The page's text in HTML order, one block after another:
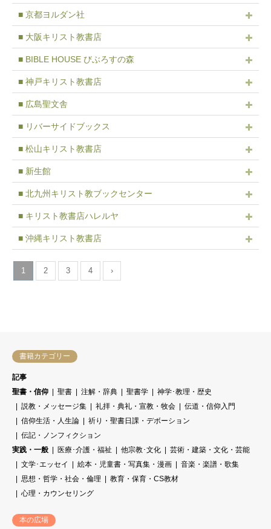
■ 京都ヨルダン社
■ 大阪キリスト教書店
■ BIBLE HOUSE びぶろすの森
■ 神戸キリスト教書店
■ 広島聖文舎
■ リバーサイドブックス
■ 松山キリスト教書店
■ 新生館
■ 北九州キリスト教ブックセンター
■ キリスト教書店ハレルヤ
■ 沖縄キリスト教書店
1 2 3 4 ›
書籍カテゴリー
記事
聖書・信仰
聖書 注解・辞典 聖書学
神学･教理・歴史
説教・メッセージ集
礼拝・典礼・宣教・牧会
伝道・信仰入門
信仰生活・人生論
祈り・聖書日課・デボーション
伝記・ノンフィクション
実践・一般
医療･介護・福祉 他宗教･文化
芸術・建築・文化・芸能
文学･エッセイ
絵本・児童書・写真集・漫画
音楽・楽譜・歌集
思想・哲学・社会・倫理
教育・保育・CS教材
心理・カウンセリング
本の広場